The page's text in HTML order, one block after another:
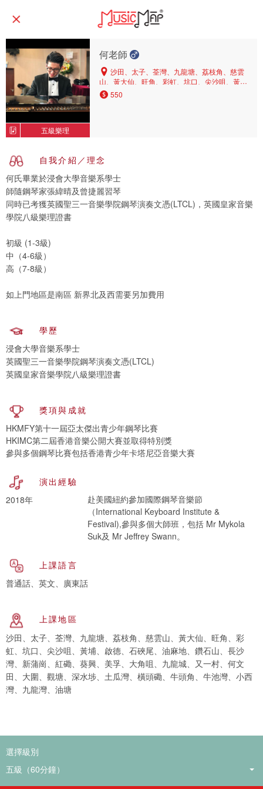
五級樂理
何老師
沙田、太子、荃灣、九龍塘、荔枝角、慈雲
山、黃大仙、旺角、彩虹、坑口、尖沙咀、黃
埔、啟德、石硤尾、油麻地、鑽石山、長沙灣、
新蒲崗、紅磡、葵興、美孚、大角咀、九龍城、
550
自我介紹／理念
何氏畢業於浸會大學音樂系學士
師隨鋼琴家張緯晴及曾捷麗習琴
同時已考獲英國聖三一音樂學院鋼琴演奏文憑(LTCL)，英國皇家音樂
學院八級樂理證書
初級 (1-3級)
中（4-6級）
高（7-8級）
如上門地區是南區 新界北及西需要另加費用
學歷
浸會大學音樂系學士
英國聖三一音樂學院鋼琴演奏文憑(LTCL)
英國皇家音樂學院八級樂理證書
獎項與成就
HKMFY第十一屆亞太傑出青少年鋼琴比賽
HKIMC第二屆香港音樂公開大賽並取得特別獎
參與多個鋼琴比賽包括香港青少年卡塔尼亞音樂大賽
演出經驗
2018年
赴美國紐約參加國際鋼琴音樂節
（International Keyboard Institute &
Festival),參與多個大師班，包括 Mr Mykola
Suk及 Mr Jeffrey Swann。
上課語言
普通話、英文、廣東話
上課地區
沙田、太子、荃灣、九龍塘、荔枝角、慈雲山、黃大仙、旺角、彩
虹、坑口、尖沙咀、黃埔、啟德、石硤尾、油麻地、鑽石山、長沙
灣、新蒲崗、紅磡、葵興、美孚、大角咀、九龍城、又一村、何文
田、大圍、觀塘、深水埗、土瓜灣、橫頭磡、牛頭角、牛池灣、小西
灣、九龍灣、油塘
選擇級別